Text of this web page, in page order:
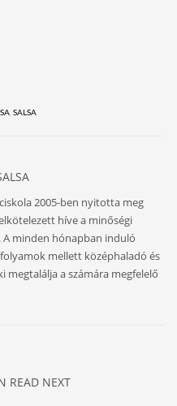
SALSA
2005-ben nyitotta meg
híve a minőségi
minden hónapban induló
mellett középhaladó és
a számára megfelelő
READ NEXT